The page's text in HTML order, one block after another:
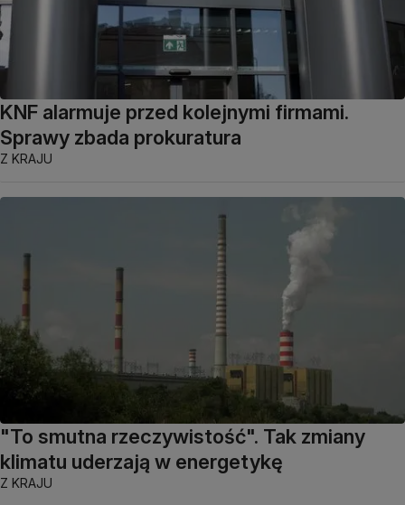
KNF alarmuje przed kolejnymi firmami.
Sprawy zbada prokuratura
Z KRAJU
"To smutna rzeczywistość". Tak zmiany
klimatu uderzają w energetykę
Z KRAJU